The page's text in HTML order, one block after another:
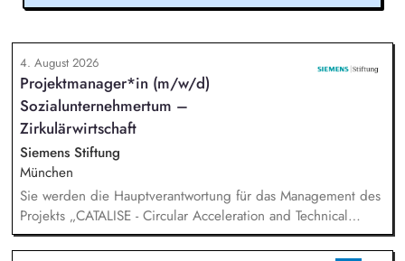
4. August 2026
Projektmanager*in (m/w/d)
Sozialunternehmertum –
Zirkulärwirtschaft
Siemens Stiftung
München
Sie werden die Hauptverantwortung für das Management des
Projekts „CATALISE - Circular Acceleration and Technical
Assistance for Local Innovation and Sustainable Enterprises